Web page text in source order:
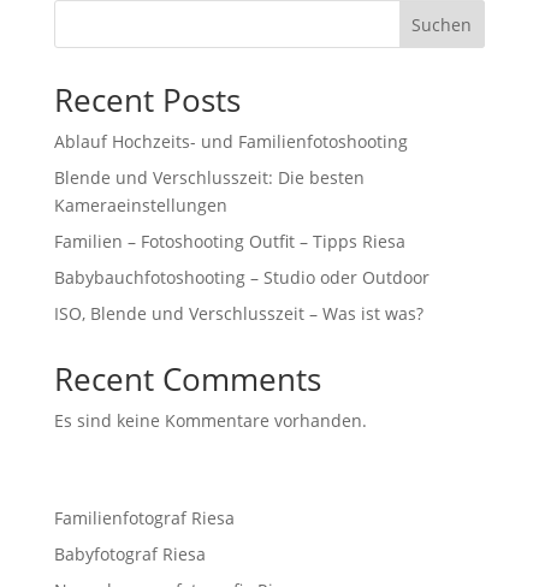
Suchen
Recent Posts
Ablauf Hochzeits- und Familienfotoshooting
Blende und Verschlusszeit: Die besten
Kameraeinstellungen
Familien – Fotoshooting Outfit – Tipps Riesa
Babybauchfotoshooting – Studio oder Outdoor
ISO, Blende und Verschlusszeit – Was ist was?
Recent Comments
Es sind keine Kommentare vorhanden.
Familienfotograf Riesa
Babyfotograf Riesa